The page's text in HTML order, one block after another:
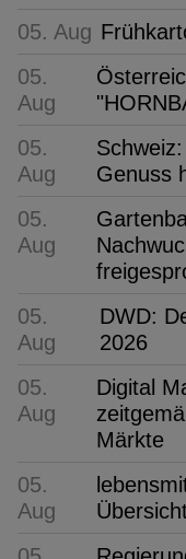
05. Aug
05.
Aug
05.
Aug
Genuss
05.
Aug
05.
Aug
DWD:
2026
05.
Aug
Digital
Märkte
05.
Aug